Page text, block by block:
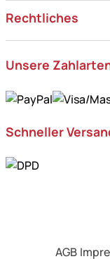
Rechtliches
Unsere
Schneller
AGB